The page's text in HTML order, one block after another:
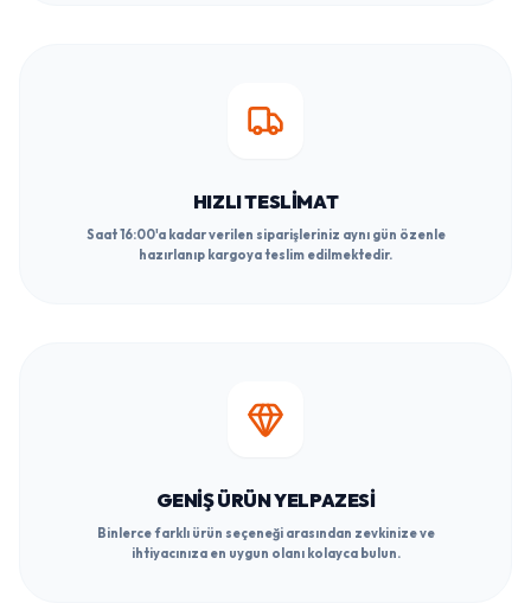
HIZLI TESLIMAT
Saat 16:00'a kadar verilen siparişleriniz aynı gün özenle
hazırlanıp kargoya teslim edilmektedir.
GENIŞ ÜRÜN YELPAZESI
Binlerce farklı ürün seçeneği arasından zevkinize ve
ihtiyacınıza en uygun olanı kolayca bulun.